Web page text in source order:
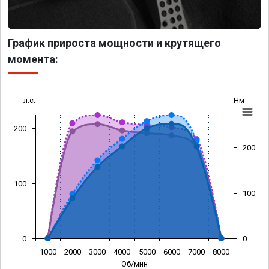
График прироста мощности и крутящего
момента:
Об/мин
л.с. Нм
1000 2000 3000 4000 5000 6000 7000 8000
0
100
200
0
100
200